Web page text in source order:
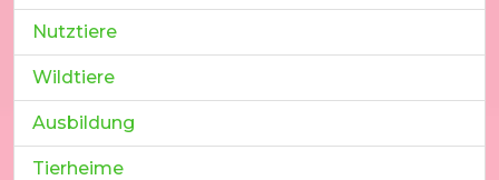
Nutztiere
Wildtiere
Ausbildung
Tierheime